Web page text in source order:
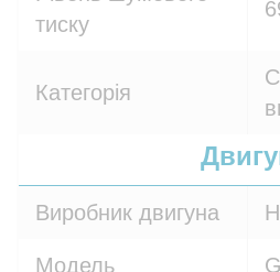
тиску
Категорія
Виробник двигуна
Модель